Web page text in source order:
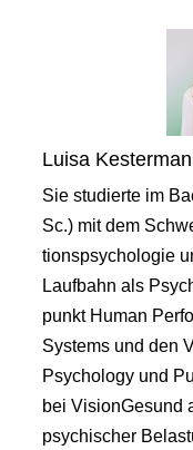
Luisa
Sie studierte im
Sc.) mit dem
tionspsychologie
Laufbahn als
punkt Human
Systems und den
Psychology und
bei VisionGesund
psychischer